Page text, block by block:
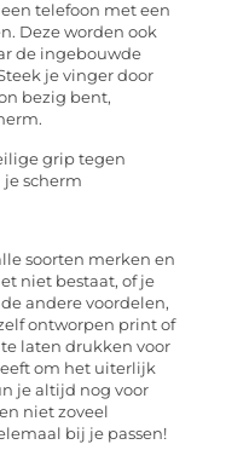
telefoon met een
Deze worden ook
de ingebouwde
je vinger door
bezig bent,
soorten merken en
niet bestaat, of je
andere voordelen,
ontworpen print of
laten drukken voor
om het uiterlijk
je altijd nog voor
niet zoveel
bij je passen!